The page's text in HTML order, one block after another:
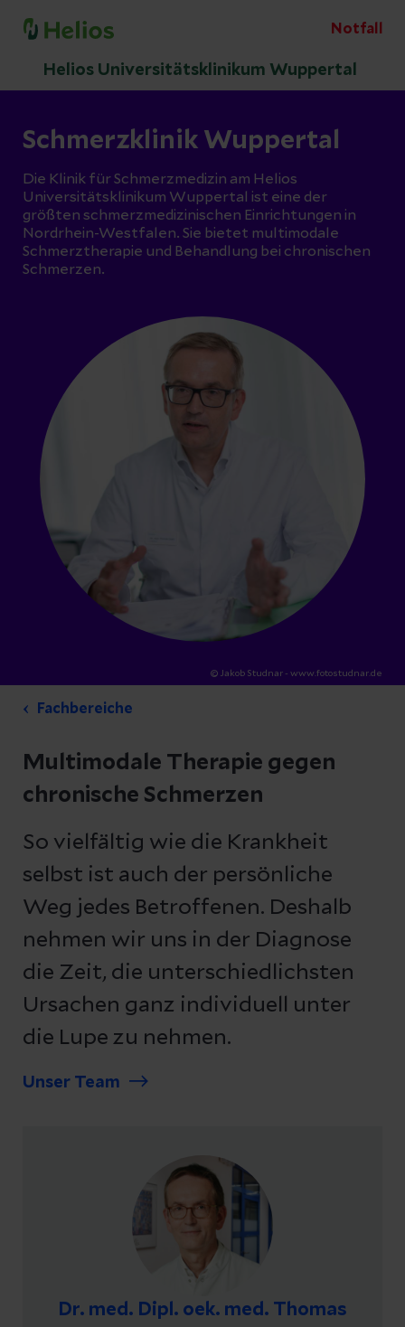
Notfall
Helios Universitätsklinikum Wuppertal
Schmerzklinik Wuppertal
Die Klinik für Schmerzmedizin am Helios
Universitätsklinikum Wuppertal ist eine der
größten schmerzmedizinischen Einrichtungen in
Nordrhein-Westfalen. Sie bietet multimodale
Schmerztherapie und Behandlung bei chronischen
Schmerzen.
© Jakob Studnar - www.fotostudnar.de
Fachbereiche
Multimodale Therapie gegen
chronische Schmerzen
So vielfältig wie die Krankheit
selbst ist auch der persönliche
Weg jedes Betroffenen. Deshalb
nehmen wir uns in der Diagnose
die Zeit, die unterschiedlichsten
Ursachen ganz individuell unter
die Lupe zu nehmen.
Unser Team
Dr. med. Dipl. oek. med. Thomas